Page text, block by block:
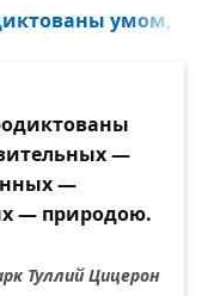
умом,
—
—
— природою.
Туллий Цицерон